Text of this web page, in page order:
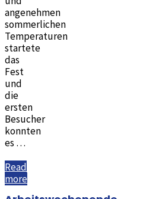
angenehmen
sommerlichen
Temperaturen
startete
das
Fest
und
die
ersten
Besucher
konnten
es …
Read
more"Möglinger
Straßenfest